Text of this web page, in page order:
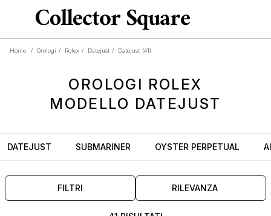
Home / Orologi / Rolex / Datejust / Datejust (41)
OROLOGI ROLEX
MODELLO DATEJUST
DATEJUST SUBMARINER OYSTER PERPETUAL
FILTRI RILEVANZA